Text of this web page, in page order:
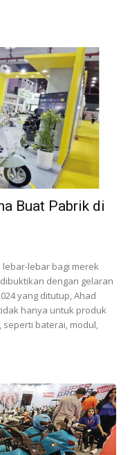
Buat Pabrik di
lebar bagi merek
dengan gelaran
yang ditutup, Ahad
hanya untuk produk
baterai, modul,